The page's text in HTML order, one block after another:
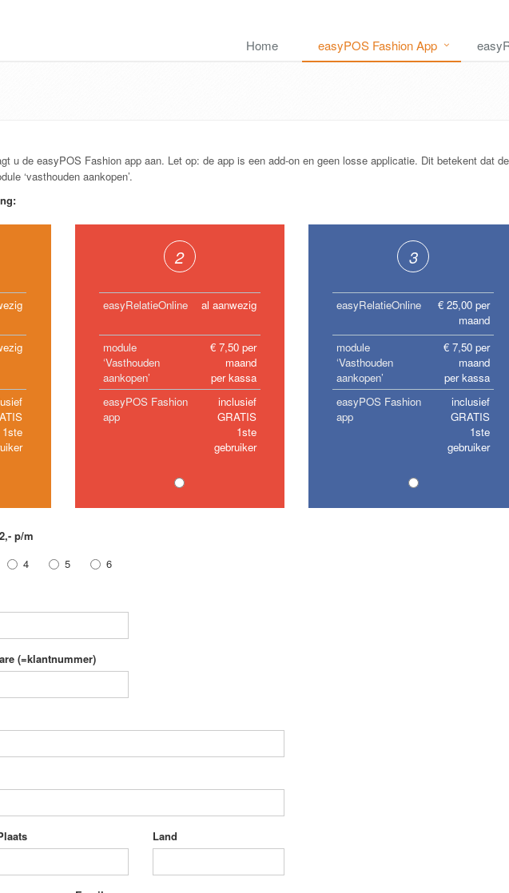
Home easyPOS Fashion App
u de easyPOS Fashion app aan. Let op: de app is een add-on en geen losse applicatie. Dit betekent dat
‘vasthouden aankopen’.
1ste
2
easyRelatieOnline al aanwezig
module
‘Vasthouden
aankopen’
€ 7,50 per
maand
per kassa
easyPOS Fashion
app
inclusief
GRATIS
1ste
gebruiker
3
easyRelatieOnline
€ 25,00 per
maand
module
‘Vasthouden
aankopen’
€ 7,50 per
maand
per kassa
easyPOS Fashion
app
inclusief
GRATIS
1ste
gebruiker
p/m
4 5 6
(=klantnummer)
Land